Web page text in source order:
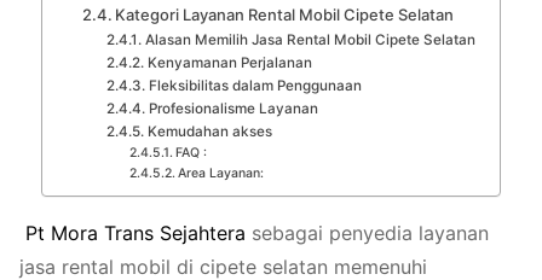
Kategori Layanan Rental Mobil Cipete Selatan
Alasan Memilih Jasa Rental Mobil Cipete Selatan
Kenyamanan Perjalanan
Fleksibilitas dalam Penggunaan
Profesionalisme Layanan
Kemudahan akses
FAQ :
Area Layanan:
Pt Mora Trans Sejahtera sebagai penyedia layanan
jasa rental mobil di cipete selatan memenuhi